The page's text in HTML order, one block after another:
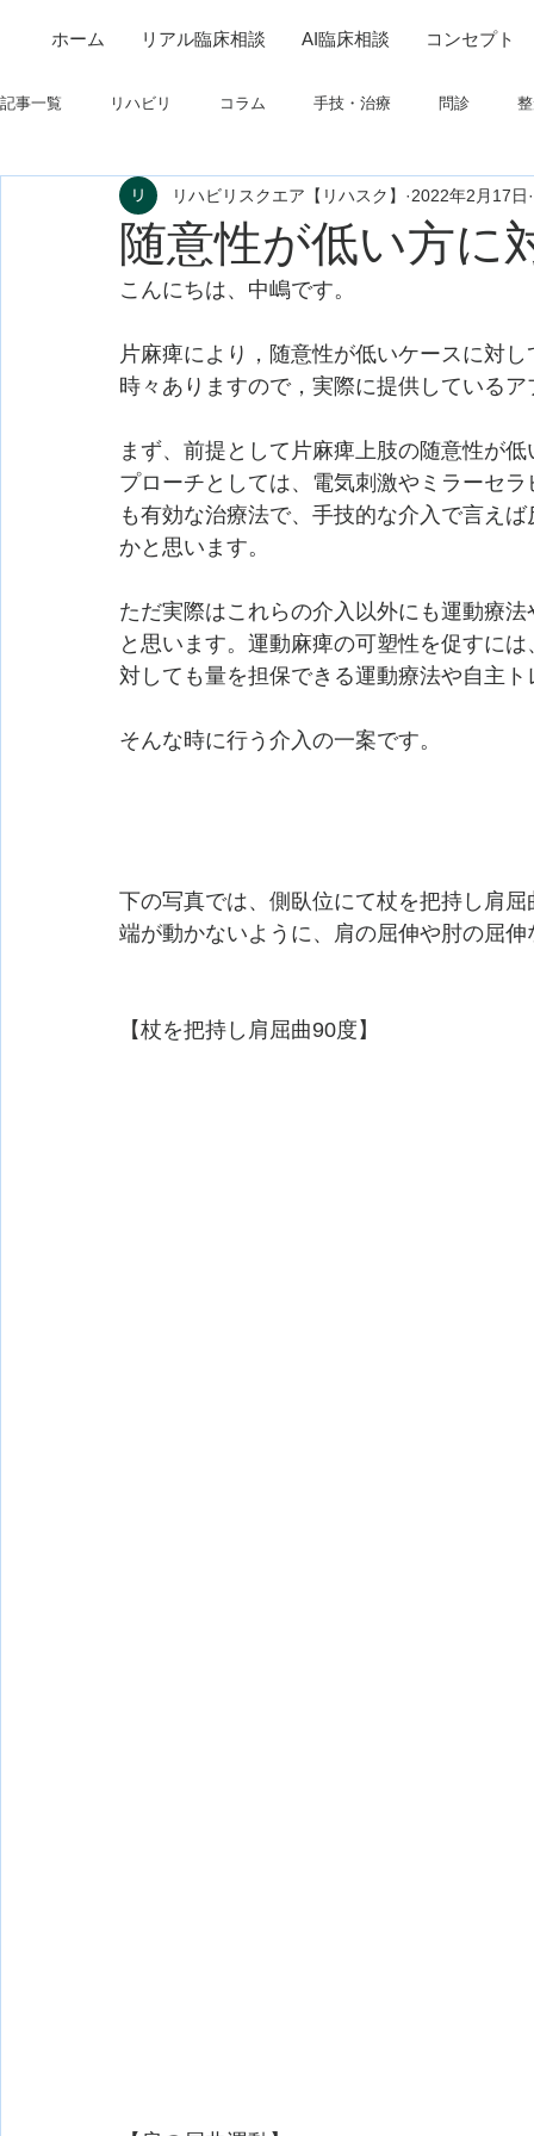
ホーム リアル臨床相談 AI臨床相談 コンセプト
記事一覧 リハビリ コラム 手技・治療 問診
制度関連 学会・研究関連 高次脳機能障害
フィジカルアセスメント 仕事について
随意性が低い方に
リハビリスクエア【リハスク】 2022年2月17日
こんにちは、中嶋です。
片麻痺により，随意性が低いケースに対
時々ありますので，実際に提供している
まず、前提として片麻痺上肢の随意性が
プローチとしては、電気刺激やミラーセ
も有効な治療法で、手技的な介入で言え
かと思います。
ただ実際はこれらの介入以外にも運動療
と思います。運動麻痺の可塑性を促すに
対しても量を担保できる運動療法や自主
そんな時に行う介入の一案です。
下の写真では、側臥位にて杖を把持し肩
端が動かないように、肩の屈伸や肘の屈
【杖を把持し肩屈曲90度】